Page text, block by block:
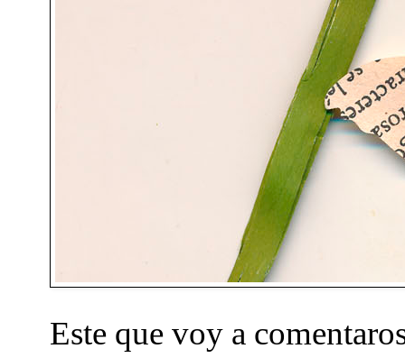
Este que voy a